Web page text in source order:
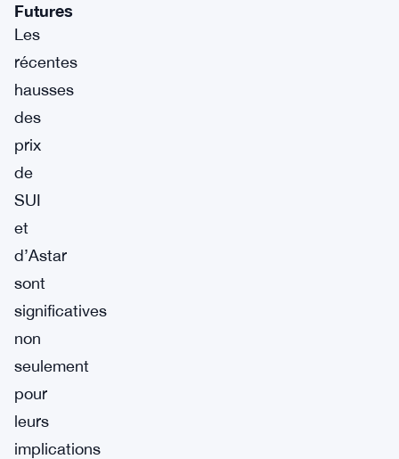
Futures
Les
récentes
hausses
des
prix
de
SUI
et
d’Astar
sont
significatives
non
seulement
pour
leurs
implications